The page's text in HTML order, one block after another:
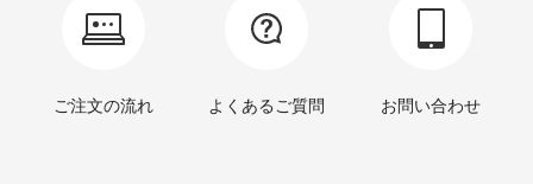
ご注文の流れ よくあるご質問 お問い合わせ